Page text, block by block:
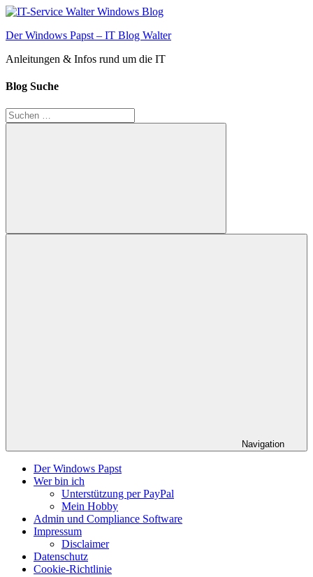
Zum
springen
Der Windows Papst – IT Blog Walter
Anleitungen & Infos rund um die IT
Blog Suche
Suchen
nach:
Suchen
Navigation
Der Windows Papst
Wer bin ich
Unterstützung per PayPal
Mein Hobby
Admin und Compliance Software
Impressum
Disclaimer
Datenschutz
Cookie-Richtlinie